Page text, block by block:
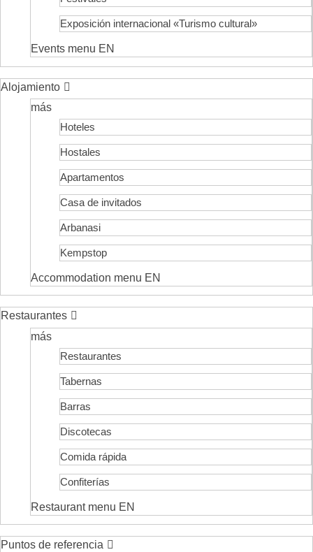
Exposición internacional «Turismo cultural»
Events menu EN
Alojamiento
más
Hoteles
Hostales
Apartamentos
Casa de invitados
Arbanasi
Kempstop
Accommodation menu EN
Restaurantes
más
Restaurantes
Tabernas
Barras
Discotecas
Comida rápida
Confiterías
Restaurant menu EN
Puntos de referencia